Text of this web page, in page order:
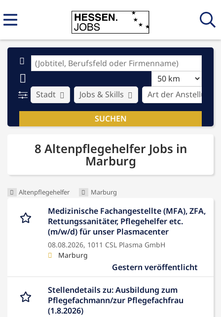
Stadt Art der Anstellung
Jobs & Skills
8 Altenpflegehelfer Jobs in
Marburg
Altenpflegehelfer Marburg
Medizinische Fachangestellte (MFA), ZFA,
Rettungssanitäter, Pflegehelfer etc.
(m/w/d) für unser Plasmacenter
08.08.2026, 1011 CSL Plasma GmbH
Marburg
Gestern veröffentlicht
Stellendetails zu: Ausbildung zum
Pflegefachmann/zur Pflegefachfrau
(1.8.2026)